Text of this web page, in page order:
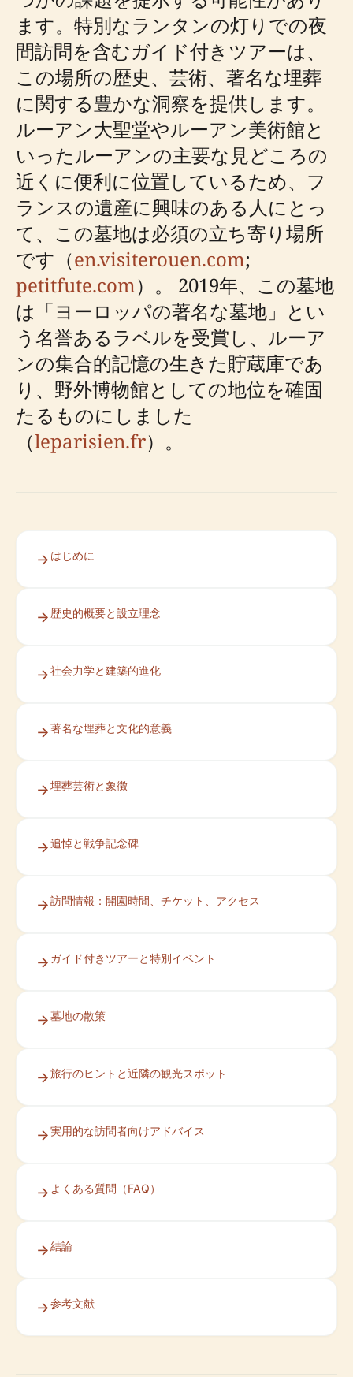
ます。特別なランタンの灯りでの夜
間訪問を含むガイド付きツアーは、
この場所の歴史、芸術、著名な埋葬
に関する豊かな洞察を提供します。
ルーアン大聖堂やルーアン美術館と
いったルーアンの主要な見どころの
近くに便利に位置しているため、フ
ランスの遺産に興味のある人にとっ
て、この墓地は必須の立ち寄り場所
です（en.visiterouen.com;
petitfute.com）。 2019年、この墓地
は「ヨーロッパの著名な墓地」とい
う名誉あるラベルを受賞し、ルーア
ンの集合的記憶の生きた貯蔵庫であ
り、野外博物館としての地位を確固
たるものにしました
（leparisien.fr）。
はじめに
歴史的概要と設立理念
社会力学と建築的進化
著名な埋葬と文化的意義
埋葬芸術と象徴
追悼と戦争記念碑
訪問情報：開園時間、チケット、アクセス
ガイド付きツアーと特別イベント
墓地の散策
旅行のヒントと近隣の観光スポット
実用的な訪問者向けアドバイス
よくある質問（FAQ）
結論
参考文献